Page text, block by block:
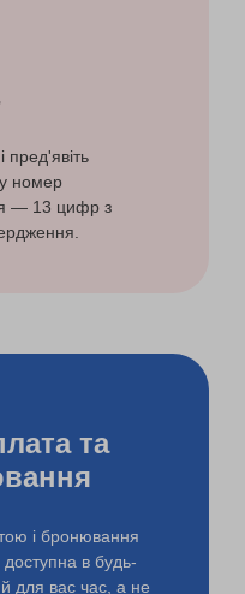
пред'явіть
номер
— 13 цифр з
та
і бронювання
в будь-
для вас час, а не